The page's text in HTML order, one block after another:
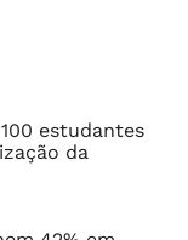
estudantes
da